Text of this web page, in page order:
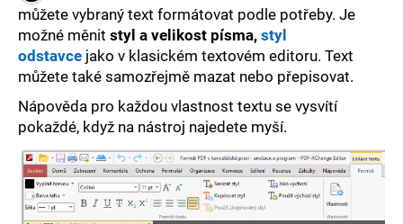
můžete vybraný text formátovat podle potřeby. Je
možné měnit styl a velikost písma, styl
odstavce jako v klasickém textovém editoru. Text
můžete také samozřejmě mazat nebo přepisovat.
Nápověda pro každou vlastnost textu se vysvítí
pokaždé, když na nástroj najedete myší.